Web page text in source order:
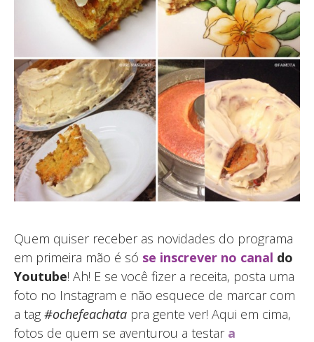
Quem quiser receber as novidades do programa
em primeira mão é só se inscrever no canal do
Youtube! Ah! E se você fizer a receita, posta uma
foto no Instagram e não esquece de marcar com
a tag #ochefeachata pra gente ver! Aqui em cima,
fotos de quem se aventurou a testar a